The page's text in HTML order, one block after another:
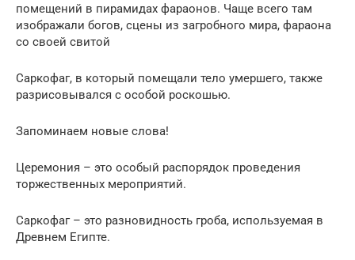
помещений в пирамидах фараонов. Чаще всего там
изображали богов, сцены из загробного мира, фараона
со своей свитой
Саркофаг, в который помещали тело умершего, также
разрисовывался с особой роскошью.
Запоминаем новые слова!
Церемония – это особый распорядок проведения
торжественных мероприятий.
Саркофаг – это разновидность гроба, используемая в
Древнем Египте.